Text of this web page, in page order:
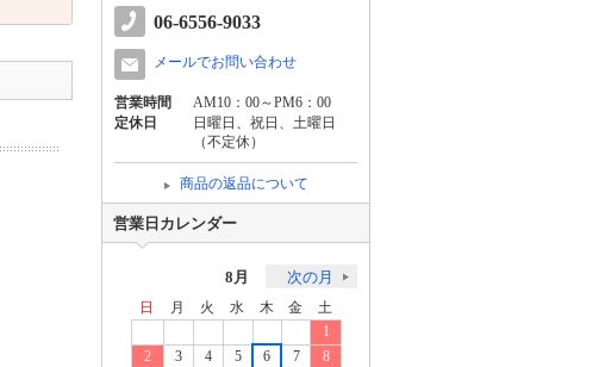
ます。
おり
06-6556-9033
メールでお問い合わせ
営業時間
AM10：00～PM6：00
定休日
日曜日、祝日、土曜日
（不定休）
商品の返品について
営業日カレンダー
8月 次の月
日 月 火 水 木 金
土
1
2
3 4 5 6 7
8